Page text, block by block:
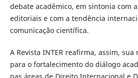
debate acadêmico, em sintonia com
editoriais e com a tendência
comunicação científica.
A Revista INTER reafirma, assim,
para o fortalecimento do diálogo